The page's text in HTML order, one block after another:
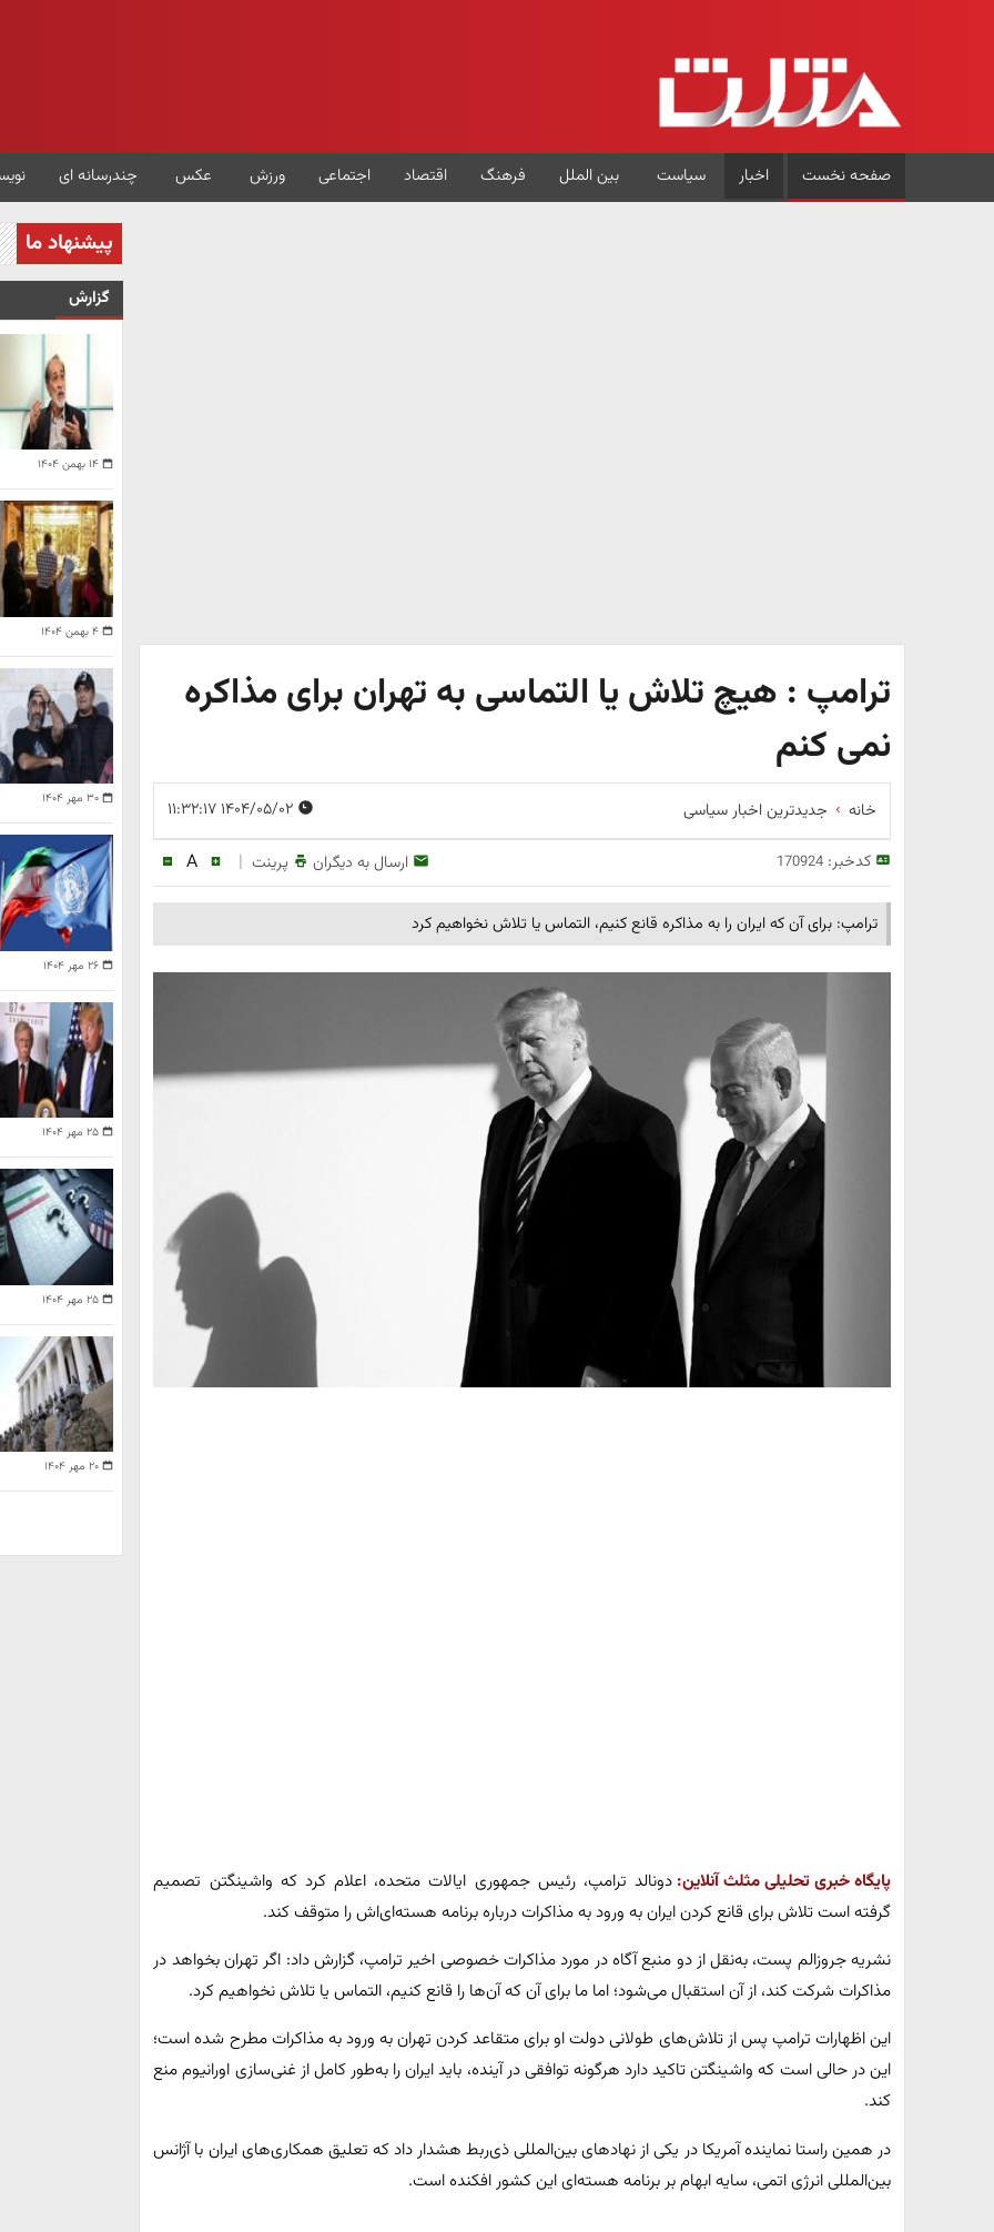
صفحه نخست اخبار سیاست بین الملل فرهنگ اقتصاد اجتماعی ورزش عکس چندرسانه ای
ترامپ : هیچ تلاش یا التماسی به تهران برای مذاکره
نمی کنم
خانه جدیدترین اخبار سیاسی
کدخبر:170924 ارسال به دیگران پرینت |
A
ترامپ: برای آن که ایران را به مذاکره قانع کنیم، التماس یا تلاش نخواهیم کرد
پایگاه خبری تحلیلی مثلث آنلاین: دونالد ترامپ، رئیس‌ جمهوری ایالات متحده، اعلام کرد که واشینگتن تصمیم
گرفته است تلاش برای قانع کردن ایران به ورود به مذاکرات درباره برنامه هسته‌ای‌اش را متوقف کند.
نشریه جروزالم پست، به‌نقل از دو منبع آگاه در‌ مورد مذاکرات خصوصی اخیر ترامپ، گزارش داد: اگر تهران بخواهد در
مذاکرات شرکت کند، از آن استقبال می‌شود؛ اما ما برای آن که آن‌ها را قانع کنیم، التماس یا تلاش نخواهیم کرد.
این اظهارات ترامپ پس از تلاش‌های طولانی دولت او برای متقاعد کردن تهران به ورود به مذاکرات مطرح شده است؛
این در حالی است‌ که واشینگتن تاکید دارد هرگونه توافقی در آینده، باید ایران را به‌طور کامل از غنی‌سازی اورانیوم منع
کند.
در همین راستا نماینده آمریکا در یکی از نهادهای بین‌المللی ذی‌ربط هشدار داد که تعلیق همکاری‌های ایران با آژانس
بین‌المللی انرژی اتمی، سایه ابهام بر برنامه هسته‌ای این کشور افکنده است.
پیشنهاد ما
گزارش
۱۴ بهمن ۱۴۰۴
۴ بهمن ۱۴۰۴
۳۰ مهر ۱۴۰۴
۲۶ مهر ۱۴۰۴
۲۵ مهر ۱۴۰۴
۲۵ مهر ۱۴۰۴
۲۰ مهر ۱۴۰۴